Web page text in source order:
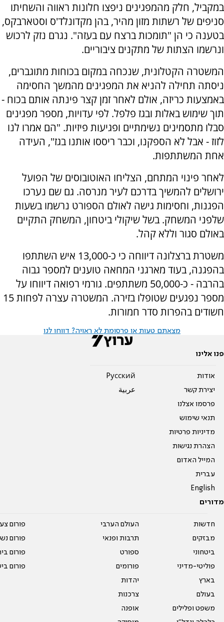
במקביל, חלק מהמפגינים ניפצו חלונות ראווה והשחיתו
סניפים של רשתות מזון מהיר, בהן מקדונלד'ס וסטארבקס,
בטענה כי הן "תומכות ברצח עם בעזה". נגרם נזק לרכוש
ונרשמו הצתות של מתקנים ציבוריים.
המשטרה הקטלונית, שנכחה במקום בכוחות מתוגברים,
ניסתה תחילה להניא את המפגינים מהמשך החסימה
באמצעות כריזה, אולם לאחר זמן קצר פינתה אותם בכוח -
תוך שימוש באלות ובגז פלפל. לפי עדויות, מספר מפגינים
סבלו מתסמינים נשימתיים ופגיעות פיזיות. "הם אמרו לנו
לזוז - אבל לא הספקנו, וכבר ריססו אותנו בגז", העידה
אחת המשתתפות.
לאחר פינוי המתחם, הצליחו האוטובוסים של הפועל
ירושלים להמשיך בדרכם לעיר מנרסה. גם שם נערכו
הפגנות, וחסימות גישה לאולם הספורט נרשמו בשעות
שלפני המשחק. בשל שיקולי ביטחון, המשחק התקיים
באולם סגור וללא קהל.
משטרת ברצלונה דיווחה כי כ-13,000 איש השתתפו
בהפגנה, בעוד מארגני המחאה טוענים למספר גבוה
בהרבה - כ-50,000 משתתפים. גורמי רפואה דיווחו על
מספר נפגעים שטופלו בזירה. המשטרה עצרה לפחות 15
חשודים בהפרות סדר חמורות.
מצאתם טעות או פרסומת לא ראויה? דווחו לנו
פנו אלינו
אודות
יצירת קשר
פרסמו אצלנו
תנאי שימוש
מדיניות פרטיות
הצהרת נגישות
המייל האדום
עברית
English
Pусский
عربية
מדורים
חדשות
מבזקים
ביטחוני
פוליטי-מדיני
בארץ
בעולם
משפט ופלילים
העולם הערבי
תרבות ופנאי
ספורט
פורומים
יהדות
צרכנות
אופנה
פורום
פורום
פורום
פורום